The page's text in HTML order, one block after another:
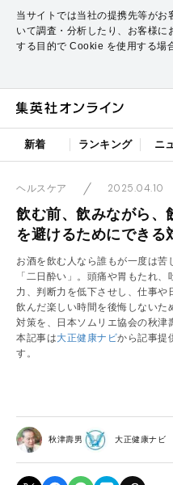
当サイトでは当社の提携先等がお
いて調査・分析したり、お客様に
する目的で Cookie を使用する場
新着 ランキング ニ
ヘルスケア 2025.04.10
飲む前、飲みながら
を避けるためにできる
お酒を飲む人なら誰もが一度は
「二日酔い」。頭痛や胃もたれ
力、判断力を低下させし、仕事
飲んだ楽しい時間を後悔しないた
対策を、日本ソムリエ協会の秋津
本記事は大正健康ナビから記事提
す。
秋津壽男 大正健康ナビ